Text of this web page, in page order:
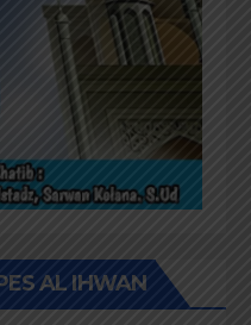
AL IHWAN